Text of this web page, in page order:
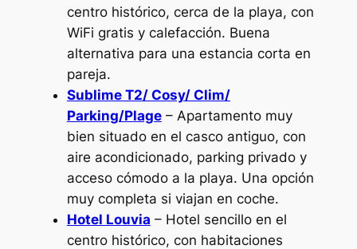
centro histórico, cerca de la playa, con
WiFi gratis y calefacción. Buena
alternativa para una estancia corta en
pareja.
Sublime T2/ Cosy/ Clim/
Parking/Plage– Apartamento muy
bien situado en el casco antiguo, con
aire acondicionado, parking privado y
acceso cómodo a la playa. Una opción
muy completa si viajan en coche.
Hotel Louvia – Hotel sencillo en el
centro histórico, con habitaciones